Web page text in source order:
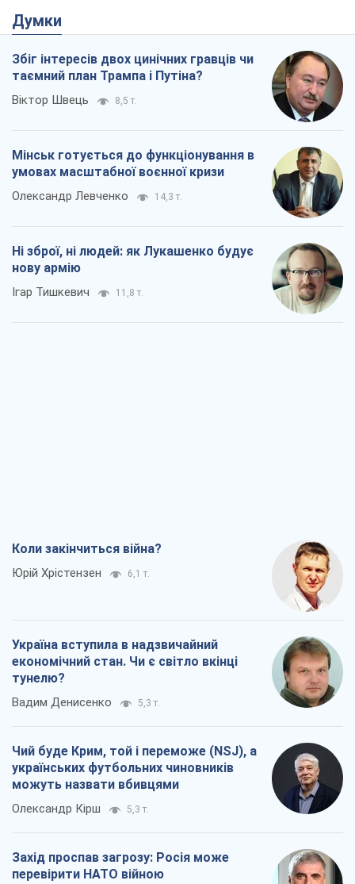
Думки
Збіг інтересів двох цинічних гравців чи
таємний план Трампа і Путіна?
Віктор Швець 8,5 т.
Мінськ готується до функціонування в
умовах масштабної воєнної кризи
Олександр Левченко 14,3 т.
Ні зброї, ні людей: як Лукашенко будує
нову армію
Ігар Тишкевич 11,8 т.
Коли закінчиться війна?
Юрій Хрістензен 6,1 т.
Україна вступила в надзвичайний
економічний стан. Чи є світло вкінці
тунелю?
Вадим Денисенко 5,3 т.
Чий буде Крим, той і переможе (NSJ), а
українських футбольних чиновників
можуть назвати вбивцями
Олександр Кірш 5,3 т.
Захід проспав загрозу: Росія може
перевірити НАТО війною